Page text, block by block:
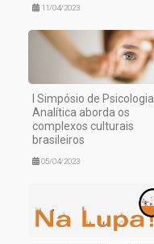
11/04/2023
I Simpósio de Psicologia
Analítica aborda os
complexos culturais
brasileiros
05/04/2023